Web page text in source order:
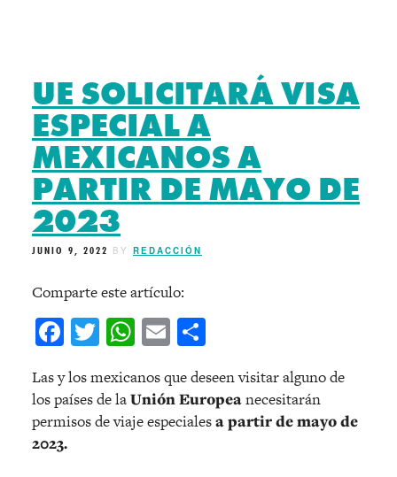
UE SOLICITARÁ VISA
ESPECIAL A
MEXICANOS A
PARTIR DE MAYO DE
2023
JUNIO 9, 2022 BY REDACCIÓN
Comparte este artículo:
Facebook
Twitter
WhatsApp
Email
Las y los mexicanos que deseen visitar alguno de
los países de laUnión Europeanecesitarán
permisos de viaje especialesa partir de mayo de
2023.